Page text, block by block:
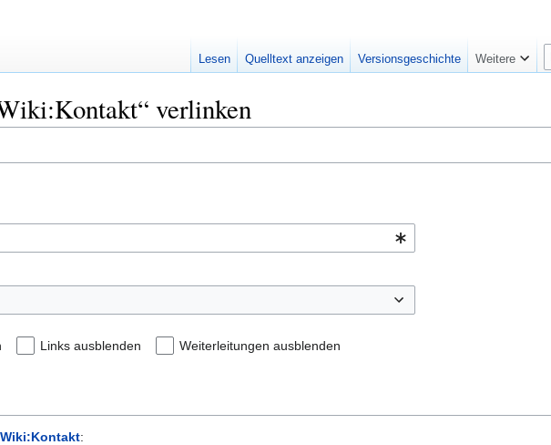
verlinken
Links ausblenden Weiterleitungen ausblenden
:
Lesen Quelltext anzeigen Versionsgeschichte Weitere